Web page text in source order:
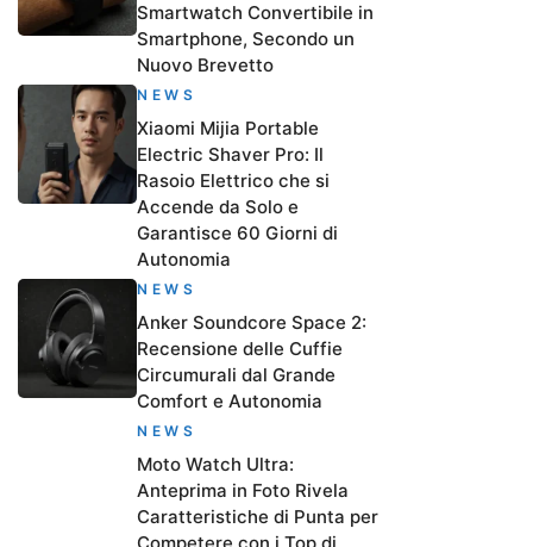
Smartwatch Convertibile in
Smartphone, Secondo un
Nuovo Brevetto
NEWS
Xiaomi Mijia Portable
Electric Shaver Pro: Il
Rasoio Elettrico che si
Accende da Solo e
Garantisce 60 Giorni di
Autonomia
NEWS
Anker Soundcore Space 2:
Recensione delle Cuffie
Circumurali dal Grande
Comfort e Autonomia
NEWS
Moto Watch Ultra:
Anteprima in Foto Rivela
Caratteristiche di Punta per